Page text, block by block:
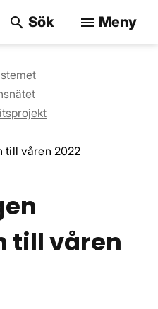
search Sök menu Meny
till våren 2022
till våren